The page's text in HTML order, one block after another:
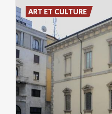
ART ET CULTURE